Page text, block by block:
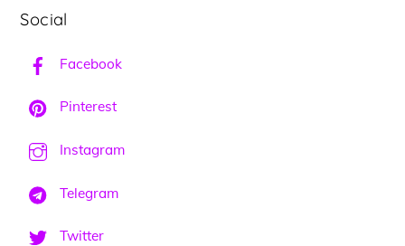
Social
Facebook
Pinterest
Instagram
Telegram
Twitter